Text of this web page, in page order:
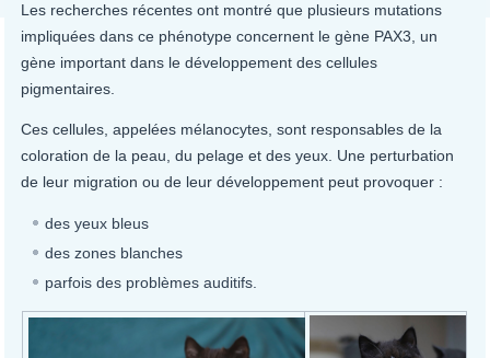
Les recherches récentes ont montré que plusieurs mutations
impliquées dans ce phénotype concernent le gène PAX3, un
gène important dans le développement des cellules
pigmentaires.
Ces cellules, appelées mélanocytes, sont responsables de la
coloration de la peau, du pelage et des yeux. Une perturbation
de leur migration ou de leur développement peut provoquer :
des yeux bleus
des zones blanches
parfois des problèmes auditifs.